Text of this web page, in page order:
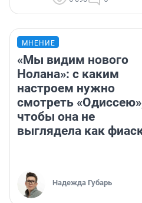
МНЕНИЕ
«Мы видим нового
Нолана»: с каким
настроем нужно
смотреть
чтобы она не
выглядела как
Надежда Губарь